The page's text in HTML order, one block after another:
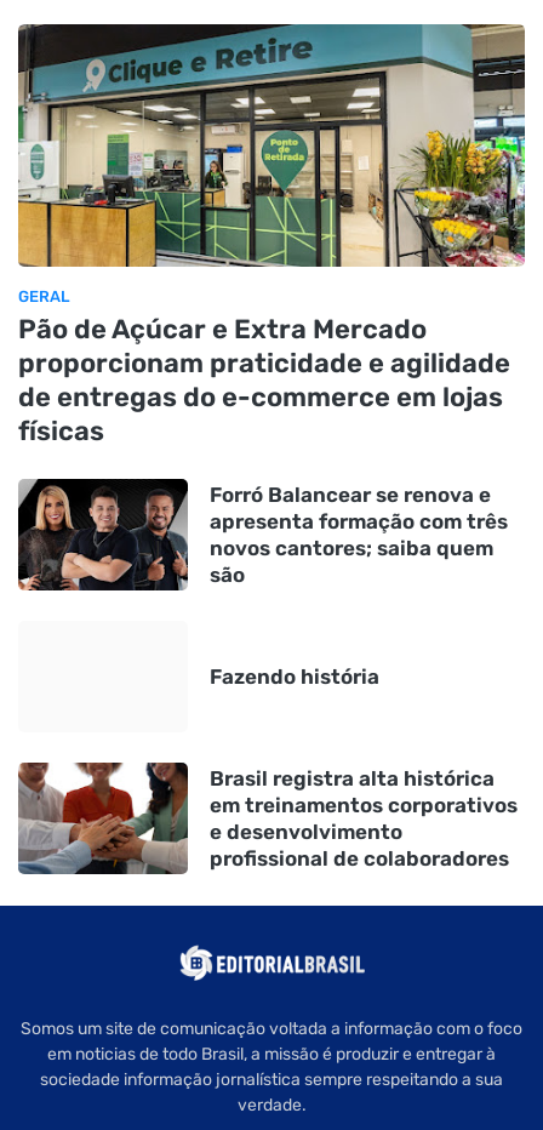
GERAL
Pão de Açúcar e Extra Mercado
proporcionam praticidade e agilidade
de entregas do e-commerce em lojas
físicas
Forró Balancear se renova e
apresenta formação com três
novos cantores; saiba quem
são
Fazendo história
Brasil registra alta histórica
em treinamentos corporativos
e desenvolvimento
profissional de colaboradores
Somos um site de comunicação voltada a informação com o foco
em noticias de todo Brasil, a missão é produzir e entregar à
sociedade informação jornalística sempre respeitando a sua
verdade.